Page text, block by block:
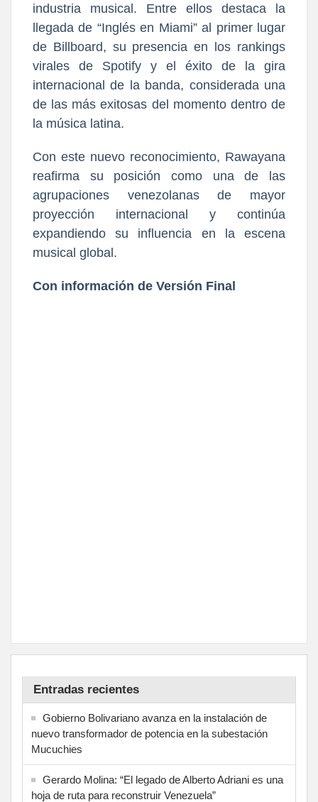
industria musical. Entre ellos destaca la
llegada de “Inglés en Miami” al primer lugar
de Billboard, su presencia en los rankings
virales de Spotify y el éxito de la gira
internacional de la banda, considerada una
de las más exitosas del momento dentro de
la música latina.
Con este nuevo reconocimiento, Rawayana
reafirma su posición como una de las
agrupaciones venezolanas de mayor
proyección internacional y continúa
expandiendo su influencia en la escena
musical global.
Con información de Versión Final
Entradas recientes
Gobierno Bolivariano avanza en la instalación de
nuevo transformador de potencia en la subestación
Mucuchies
Gerardo Molina: “El legado de Alberto Adriani es una
hoja de ruta para reconstruir Venezuela”